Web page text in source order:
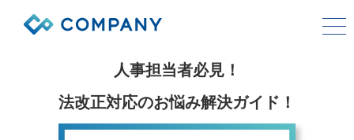
COMPANYシリーズ
サービス
人事担当者必見！
法改正対応のお悩み解決ガイド！